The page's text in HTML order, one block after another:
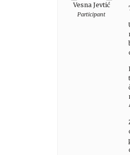
Vesna Jevtić
Participant